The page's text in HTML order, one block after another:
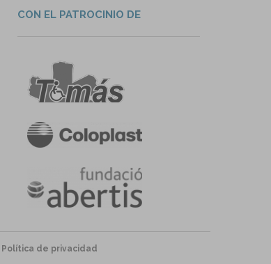
CON EL PATROCINIO DE
Política de privacidad